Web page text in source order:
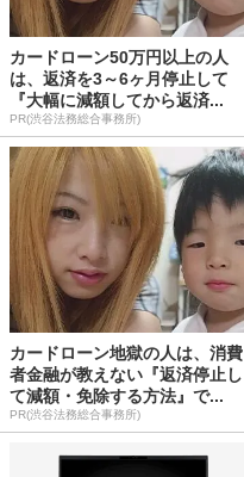
カードローン50万円以上の人
は、返済を3～6ヶ月停止して
『大幅に減額してから返済...
PR(渋谷法務総合事務所)
カードローン地獄の人は、消費
者金融が教えない『返済停止し
て減額・免除する方法』で...
PR(渋谷法務総合事務所)